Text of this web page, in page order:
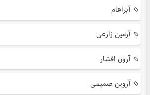
آبراهام
آرمین زارعی
آرون افشار
آروین صمیمی